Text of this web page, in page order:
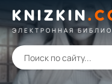
KNIZKIN.
ЭЛЕКТРОННАЯ